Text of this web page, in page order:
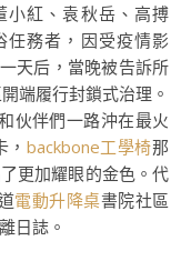
紅、袁秋岳、高搏
任務者，因受疫情影
天后，當晚被告訴所
端履行封鎖式治理。
伙伴們一路沖在最火
backbone工學椅那
更加耀眼的金色。代
電動升降桌書院社區
日誌。